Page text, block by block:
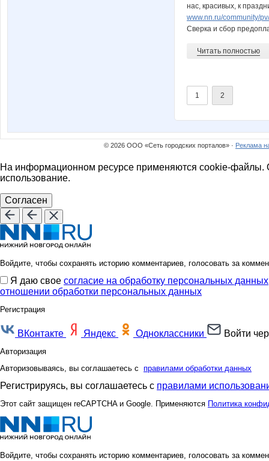
нас, красивых, к
www.nn.ru/community/
Сверка и сбор
Читать полностью
1 2
© 2026 ООО «Сеть городских порталов» · Реклама
На информационном ресурсе применяются cookie-файлы.
использование.
Согласен
Войдите, чтобы сохранять историю комментариев, голосовать за
Я даю свое согласие на обработку персональных данных
отношении обработки персональных данных
Регистрация
ВКонтакте Яндекс Одноклассники Войти
Авторизация
Авторизовываясь, вы соглашаетесь с правилами обработки данных
Регистрируясь, вы соглашаетесь с правилами
Этот сайт защищен reCAPTCHA и Google. Применяются Политика
Войдите, чтобы сохранять историю комментариев, голосовать за